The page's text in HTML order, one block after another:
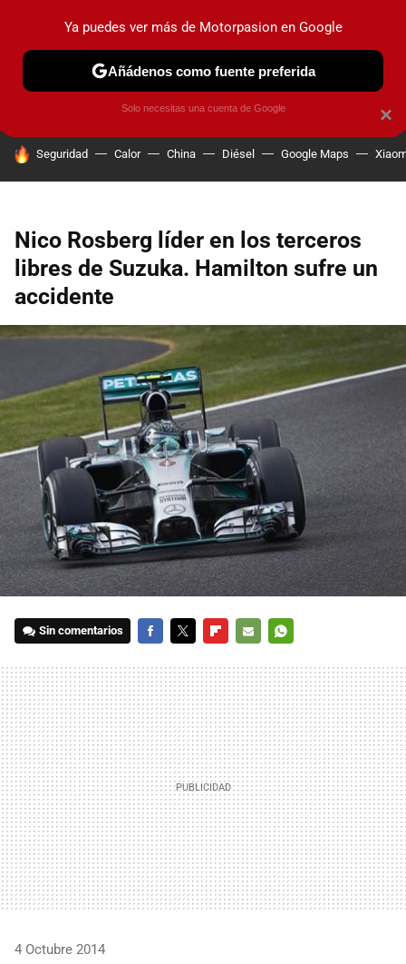
PRUEBAS COCHES ELÉCTRICOS OBSERVATORIO
HOY SE HABLA DE
Seguridad Calor China Diésel Google Maps
Nico Rosberg líder en los terceros
libres de Suzuka. Hamilton sufre un
accidente
Sin comentarios
MAIL
4 Octubre 2014
×
Ya puedes ver más de Motorpasion en Google
Añádenos como fuente preferida
Solo necesitas una cuenta de Google